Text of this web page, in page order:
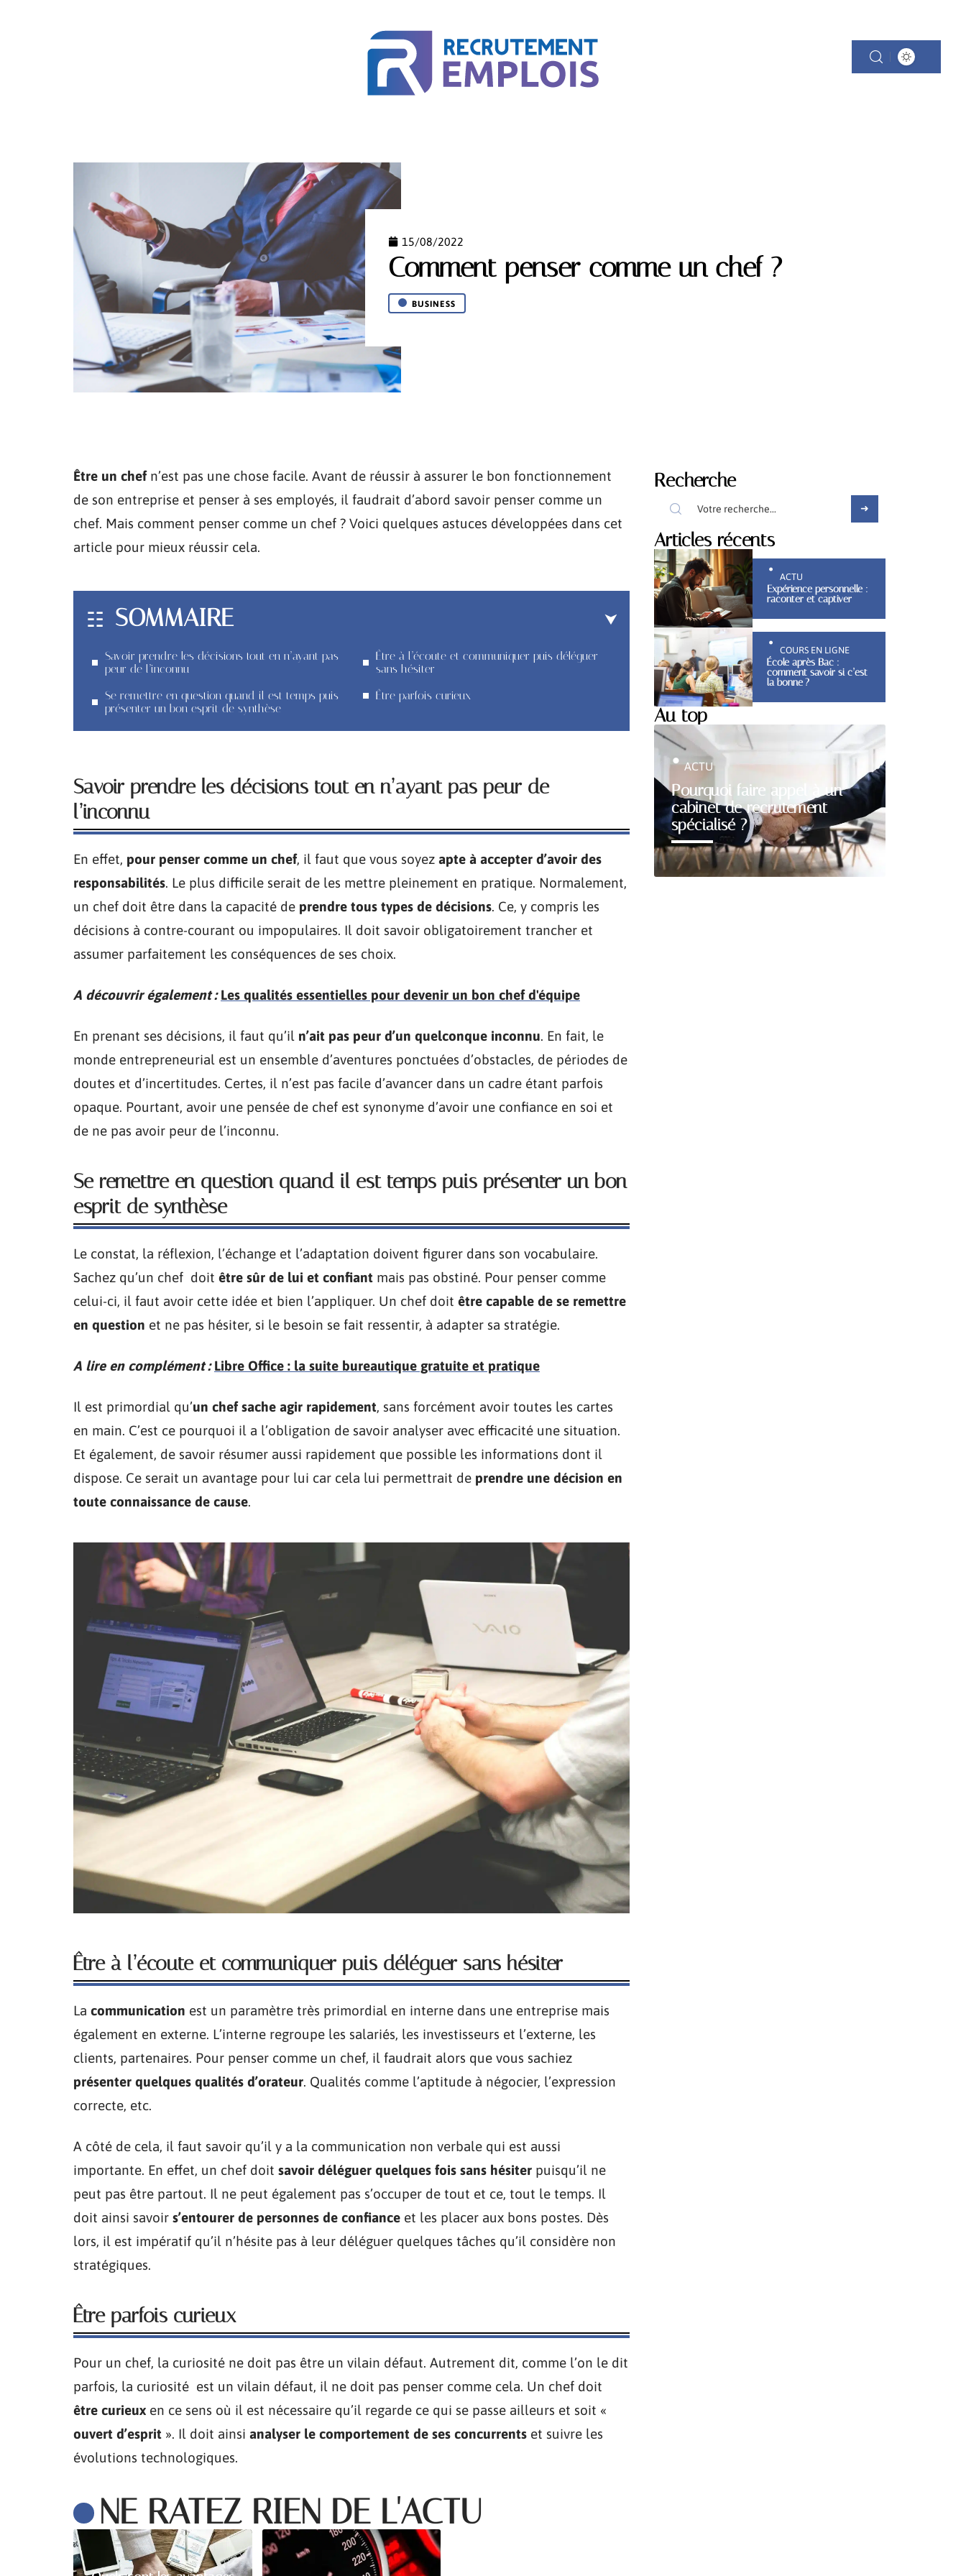
15/08/2022
Comment penser comme un chef ?
BUSINESS
Être un chefn’est pas une chose facile. Avant de réussir à assurer le bon fonctionnement
de son entreprise et penser à ses employés, il faudrait d’abord savoir penser comme un
chef. Mais comment penser comme un chef ? Voici quelques astuces développées dans cet
article pour mieux réussir cela.
SOMMAIRE
Savoir prendre les décisions tout en n’ayant pas
peur de l’inconnu
Se remettre en question quand il est temps puis
présenter un bon esprit de synthèse
Être à l’écoute et communiquer puis déléguer
sans hésiter
Être parfois curieux
Savoir prendre les décisions tout en n’ayant pas peur de
l’inconnu
En effet, pour penser comme un chef, il faut que vous soyez apte à accepter d’avoir des
responsabilités. Le plus difficile serait de les mettre pleinement en pratique. Normalement,
un chef doit être dans la capacité de prendre tous types de décisions. Ce, y compris les
décisions à contre-courant ou impopulaires. Il doit savoir obligatoirement trancher et
assumer parfaitement les conséquences de ses choix.
A découvrir également : Les qualités essentielles pour devenir un bon chef d'équipe
En prenant ses décisions, il faut qu’il n’ait pas peur d’un quelconque inconnu. En fait, le
monde entrepreneurial est un ensemble d’aventures ponctuées d’obstacles, de périodes de
doutes et d’incertitudes. Certes, il n’est pas facile d’avancer dans un cadre étant parfois
opaque. Pourtant, avoir une pensée de chef est synonyme d’avoir une confiance en soi et
de ne pas avoir peur de l’inconnu.
Se remettre en question quand il est temps puis présenter un bon
esprit de synthèse
Le constat, la réflexion, l’échange et l’adaptation doivent figurer dans son vocabulaire.
Sachez qu’un chef doit être sûr de lui et confiant mais pas obstiné. Pour penser comme
celui-ci, il faut avoir cette idée et bien l’appliquer. Un chef doit être capable de se remettre
en question et ne pas hésiter, si le besoin se fait ressentir, à adapter sa stratégie.
A lire en complément : Libre Office : la suite bureautique gratuite et pratique
Il est primordial qu’un chef sache agir rapidement, sans forcément avoir toutes les cartes
en main. C’est ce pourquoi il a l’obligation de savoir analyser avec efficacité une situation.
Et également, de savoir résumer aussi rapidement que possible les informations dont il
dispose. Ce serait un avantage pour lui car cela lui permettrait de prendre une décision en
toute connaissance de cause.
Être à l’écoute et communiquer puis déléguer sans hésiter
La communication est un paramètre très primordial en interne dans une entreprise mais
également en externe. L’interne regroupe les salariés, les investisseurs et l’externe, les
clients, partenaires. Pour penser comme un chef, il faudrait alors que vous sachiez
présenter quelques qualités d’orateur. Qualités comme l’aptitude à négocier, l’expression
correcte, etc.
A côté de cela, il faut savoir qu’il y a la communication non verbale qui est aussi
importante. En effet, un chef doit savoir déléguer quelques fois sans hésiter puisqu’il ne
peut pas être partout. Il ne peut également pas s’occuper de tout et ce, tout le temps. Il
doit ainsi savoir s’entourer de personnes de confiance et les placer aux bons postes. Dès
lors, il est impératif qu’il n’hésite pas à leur déléguer quelques tâches qu’il considère non
stratégiques.
Être parfois curieux
Pour un chef, la curiosité ne doit pas être un vilain défaut. Autrement dit, comme l’on le dit
parfois, la curiosité est un vilain défaut, il ne doit pas penser comme cela. Un chef doit
être curieux en ce sens où il est nécessaire qu’il regarde ce qui se passe ailleurs et soit «
ouvert d’esprit ». Il doit ainsi analyser le comportement de ses concurrents et suivre les
évolutions technologiques.
NE RATEZ RIEN DE L'ACTU
Recherche
Articles récents
ACTU
Expérience personnelle :
raconter et captiver
COURS EN LIGNE
École après Bac :
comment savoir si c’est
la bonne ?
Au top
Pourquoi faire appel à un
cabinet de recrutement
spécialisé ?
ACTU